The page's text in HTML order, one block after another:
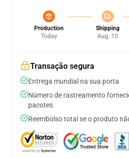
Production
Today
Shipping
Aug. 10
Transação segura
Entrega mundial na sua porta
Número de rastreamento
pacotes
Reembolso total se o produto